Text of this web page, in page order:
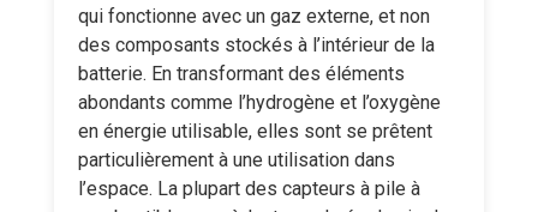
qui fonctionne avec un gaz externe, et non
des composants stockés à l’intérieur de la
batterie. En transformant des éléments
abondants comme l’hydrogène et l’oxygène
en énergie utilisable, elles sont se prêtent
particulièrement à une utilisation dans
l’espace. La plupart des capteurs à pile à